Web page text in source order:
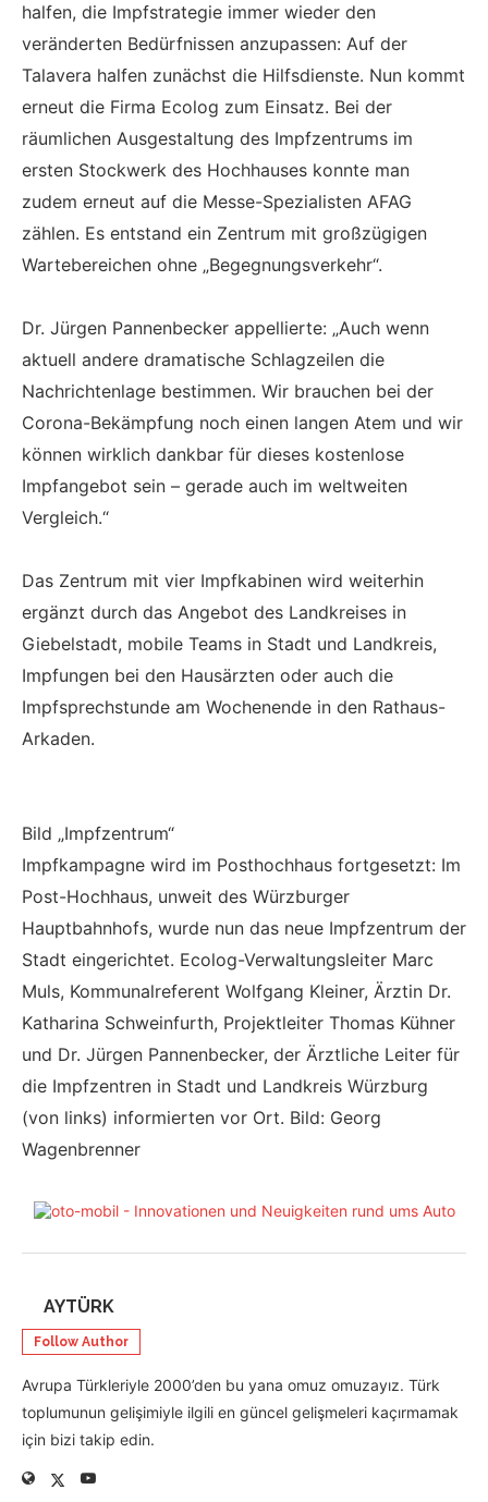
halfen, die Impfstrategie immer wieder den
veränderten Bedürfnissen anzupassen: Auf der
Talavera halfen zunächst die Hilfsdienste. Nun kommt
erneut die Firma Ecolog zum Einsatz. Bei der
räumlichen Ausgestaltung des Impfzentrums im
ersten Stockwerk des Hochhauses konnte man
zudem erneut auf die Messe-Spezialisten AFAG
zählen. Es entstand ein Zentrum mit großzügigen
Wartebereichen ohne „Begegnungsverkehr“.
Dr. Jürgen Pannenbecker appellierte: „Auch wenn
aktuell andere dramatische Schlagzeilen die
Nachrichtenlage bestimmen. Wir brauchen bei der
Corona-Bekämpfung noch einen langen Atem und wir
können wirklich dankbar für dieses kostenlose
Impfangebot sein – gerade auch im weltweiten
Vergleich.“
Das Zentrum mit vier Impfkabinen wird weiterhin
ergänzt durch das Angebot des Landkreises in
Giebelstadt, mobile Teams in Stadt und Landkreis,
Impfungen bei den Hausärzten oder auch die
Impfsprechstunde am Wochenende in den Rathaus-
Arkaden.
Bild „Impfzentrum“
Impfkampagne wird im Posthochhaus fortgesetzt: Im
Post-Hochhaus, unweit des Würzburger
Hauptbahnhofs, wurde nun das neue Impfzentrum der
Stadt eingerichtet. Ecolog-Verwaltungsleiter Marc
Muls, Kommunalreferent Wolfgang Kleiner, Ärztin Dr.
Katharina Schweinfurth, Projektleiter Thomas Kühner
und Dr. Jürgen Pannenbecker, der Ärztliche Leiter für
die Impfzentren in Stadt und Landkreis Würzburg
(von links) informierten vor Ort. Bild: Georg
Wagenbrenner
AYTÜRK
Follow Author
Avrupa Türkleriyle 2000’den bu yana omuz omuzayız. Türk
toplumunun gelişimiyle ilgili en güncel gelişmeleri kaçırmamak
için bizi takip edin.